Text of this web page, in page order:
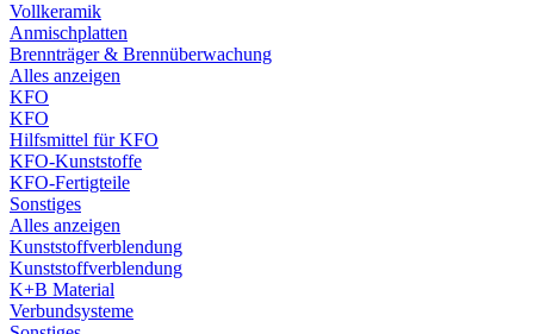
Vollkeramik
Anmischplatten
Brennträger & Brennüberwachung
Alles anzeigen
KFO
KFO
Hilfsmittel für KFO
KFO-Kunststoffe
KFO-Fertigteile
Sonstiges
Alles anzeigen
Kunststoffverblendung
Kunststoffverblendung
K+B Material
Verbundsysteme